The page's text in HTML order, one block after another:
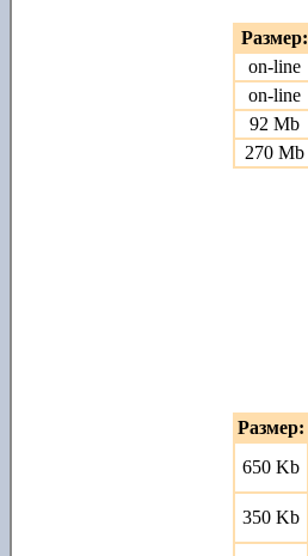
Размер:
on-line
on-line
92 Mb
270 Mb
Размер:
650 Kb
350 Kb